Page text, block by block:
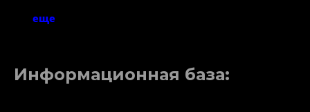
еще
Информационная база: